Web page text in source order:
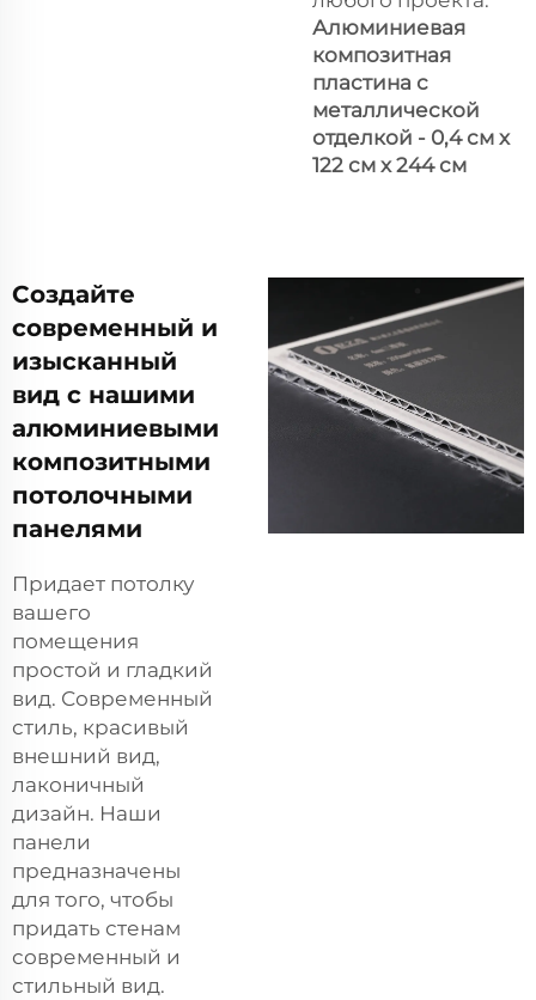
Алюминиевая
композитная
пластина с
металлической
отделкой - 0,4 см x
122 см x 244 см
Создайте
современный и
изысканный
вид с нашими
алюминиевыми
композитными
потолочными
панелями
Придает потолку
вашего
помещения
простой и гладкий
вид. Современный
стиль, красивый
внешний вид,
лаконичный
дизайн. Наши
панели
предназначены
для того, чтобы
придать стенам
современный и
стильный вид.